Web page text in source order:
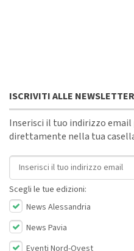
ISCRIVITI ALLE NEWSLETTER
Inserisci il tuo indirizzo email
direttamente nella tua
Indirizzo email
Scegli le tue edizioni:
News Alessandria
News Pavia
Eventi Nord-Ovest